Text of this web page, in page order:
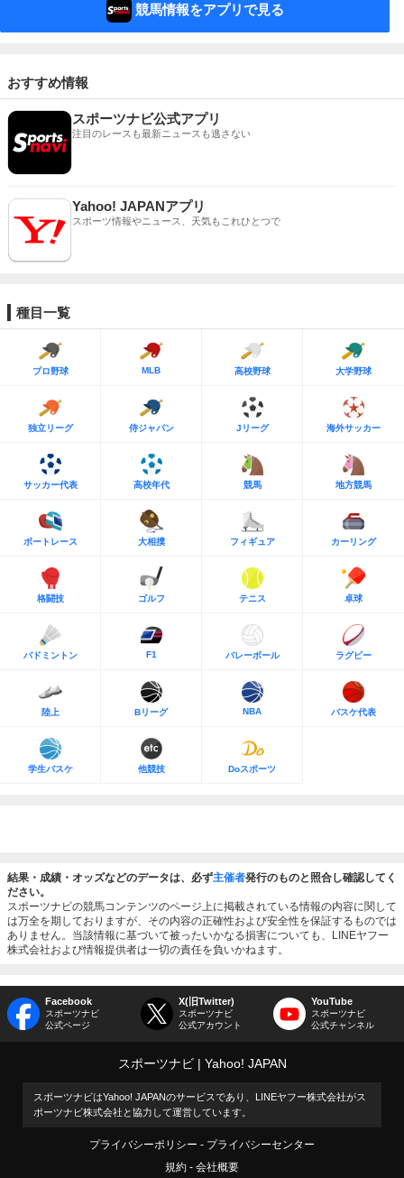
競馬情報をアプリで見る
おすすめ情報
スポーツナビ公式アプリ
注目のレースも最新ニュースも逃さない
Yahoo! JAPANアプリ
スポーツ情報やニュース、天気もこれひとつで
種目一覧
プロ野球 MLB 高校野球 大学野球
独立リーグ 侍ジャパン Jリーグ 海外サッカー
サッカー代表 高校年代 競馬 地方競馬
ボートレース 大相撲 フィギュア カーリング
格闘技 ゴルフ テニス 卓球
バドミントン F1 バレーボール ラグビー
陸上 Bリーグ NBA バスケ代表
学生バスケ 他競技 Doスポーツ
結果・成績・オッズなどのデータは、必ず主催者発行のものと照合し確認してく
ださい。
スポーツナビの競馬コンテンツのページ上に掲載されている情報の内容に関して
は万全を期しておりますが、その内容の正確性および安全性を保証するものでは
ありません。当該情報に基づいて被ったいかなる損害についても、LINEヤフー
株式会社および情報提供者は一切の責任を負いかねます。
Facebook
スポーツナビ
公式ページ
X(旧Twitter)
スポーツナビ
公式アカウント
YouTube
スポーツナビ
公式チャンネル
スポーツナビ Yahoo! JAPAN
スポーツナビはYahoo! JAPANのサービスであり、LINEヤフー株式会社がス
ポーツナビ株式会社と協力して運営しています。
プライバシーポリシー
プライバシーセンター
規約
会社概要